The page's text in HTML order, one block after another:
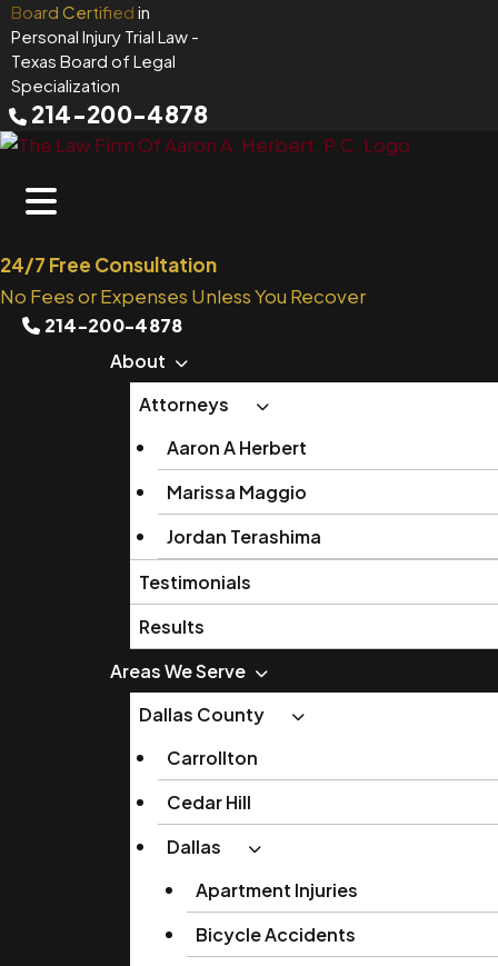
Skip
to
content
Board Certified in
Personal Injury Trial Law -
Texas Board of Legal
Specialization
214-200-4878
24/7 Free Consultation
No Fees or Expenses Unless You Recover
214-200-4878
About
Attorneys
Aaron A Herbert
Marissa Maggio
Jordan Terashima
Testimonials
Results
Areas We Serve
Dallas County
Carrollton
Cedar Hill
Dallas
Apartment Injuries
Bicycle Accidents